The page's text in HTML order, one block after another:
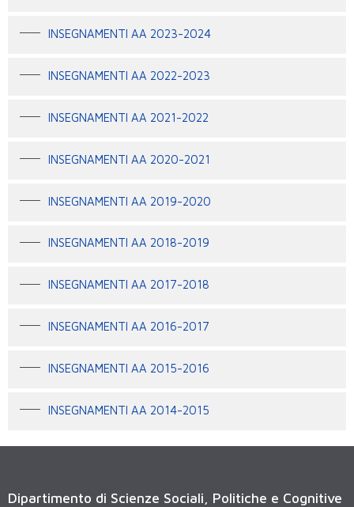
INSEGNAMENTI AA 2023-2024
INSEGNAMENTI AA 2022-2023
INSEGNAMENTI AA 2021-2022
INSEGNAMENTI AA 2020-2021
INSEGNAMENTI AA 2019-2020
INSEGNAMENTI AA 2018-2019
INSEGNAMENTI AA 2017-2018
INSEGNAMENTI AA 2016-2017
INSEGNAMENTI AA 2015-2016
INSEGNAMENTI AA 2014-2015
Dipartimento di Scienze Sociali, Politiche e Cognitive